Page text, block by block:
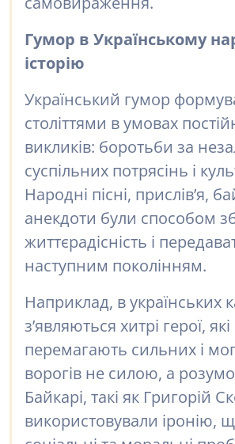
Гумор в Українському
історію
Український гумор
століттями в умовах
викликів: боротьби за
суспільних потрясінь і
Народні пісні, прислів’я,
анекдоти були способом
життєрадісність і
наступним поколінням.
Наприклад, в українських
з’являються хитрі герої, які
перемагають сильних і
ворогів не силою, а
Байкарі, такі як Григорій
використовували іронію,